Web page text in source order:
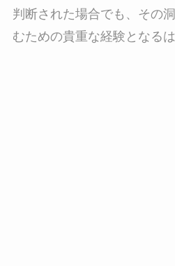
判断された場合でも、その
むための貴重な経験となるは